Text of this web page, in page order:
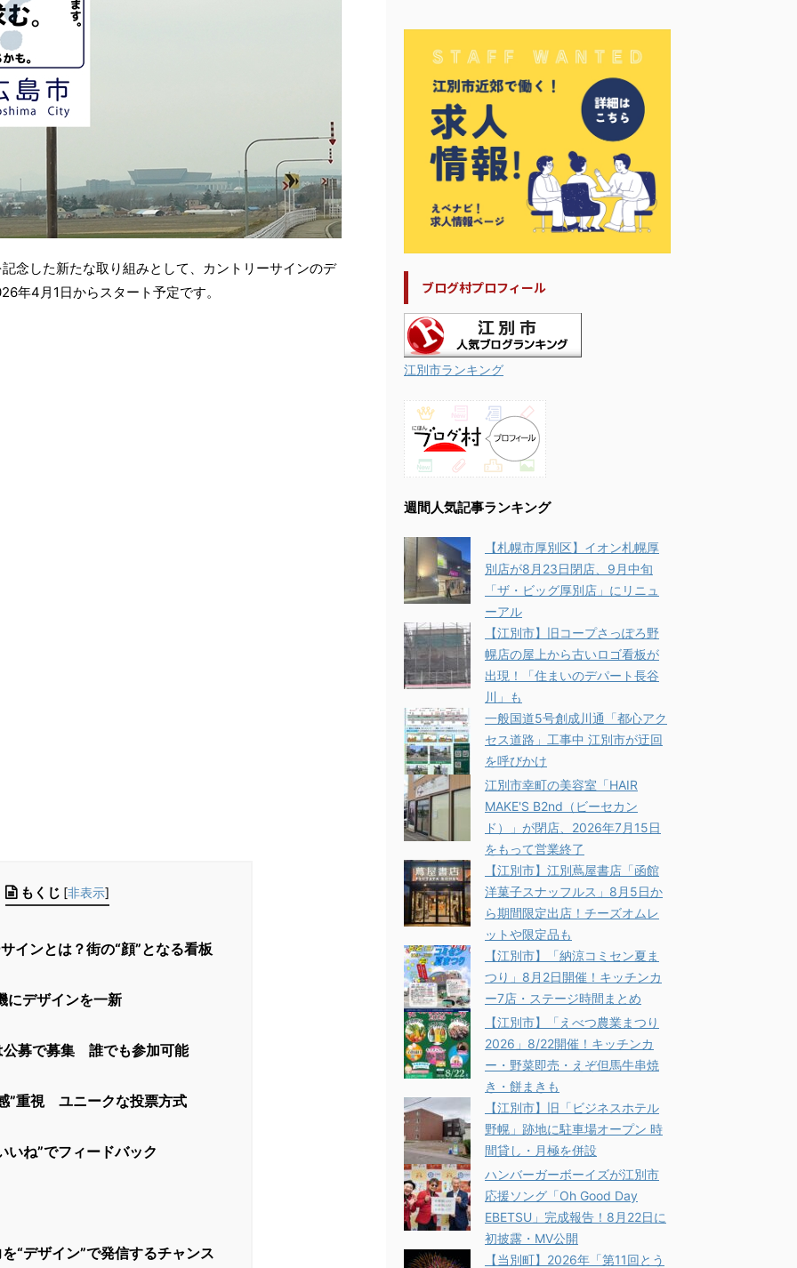
念した新たな取り組みとして、カントリーサインのデ
年4月1日からスタート予定です。
もくじ [非表示]
インとは？街の“顔”となる看板
にデザインを一新
公募で募集 誰でも参加可能
”重視 ユニークな投票方式
いね”でフィードバック
“デザイン”で発信するチャンス
ブログ村プロフィール
江別市ランキング
週間人気記事ランキング
【札幌市厚別区】イオン札幌厚
別店が8月23日閉店、9月中旬
「ザ・ビッグ厚別店」にリニュ
ーアル
【江別市】旧コープさっぽろ野
幌店の屋上から古いロゴ看板が
出現！「住まいのデパート長谷
川」も
一般国道5号創成川通「都心アク
セス道路」工事中 江別市が迂回
を呼びかけ
江別市幸町の美容室「HAIR
MAKE'S B2nd（ビーセカン
ド）」が閉店、2026年7月15日
をもって営業終了
【江別市】江別蔦屋書店「函館
洋菓子スナッフルス」8月5日か
ら期間限定出店！チーズオムレ
ットや限定品も
【江別市】「納涼コミセン夏ま
つり」8月2日開催！キッチンカ
ー7店・ステージ時間まとめ
【江別市】「えべつ農業まつり
2026」8/22開催！キッチンカ
ー・野菜即売・えぞ但馬牛串焼
き・餅まきも
【江別市】旧「ビジネスホテル
野幌」跡地に駐車場オープン 時
間貸し・月極を併設
ハンバーガーボーイズが江別市
応援ソング「Oh Good Day
EBETSU」完成報告！8月22日に
初披露・MV公開
【当別町】2026年「第11回とう